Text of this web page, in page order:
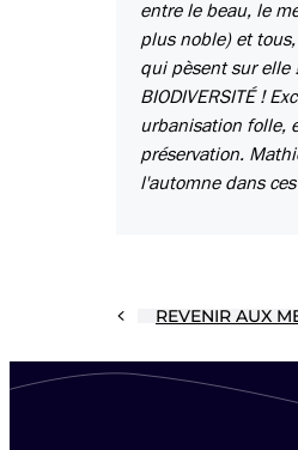
entre le beau, le
plus noble) et
qui pèsent sur elle
BIODIVERSITÉ !
urbanisation folle,
préservation.
l'automne dans
REVENIR AUX